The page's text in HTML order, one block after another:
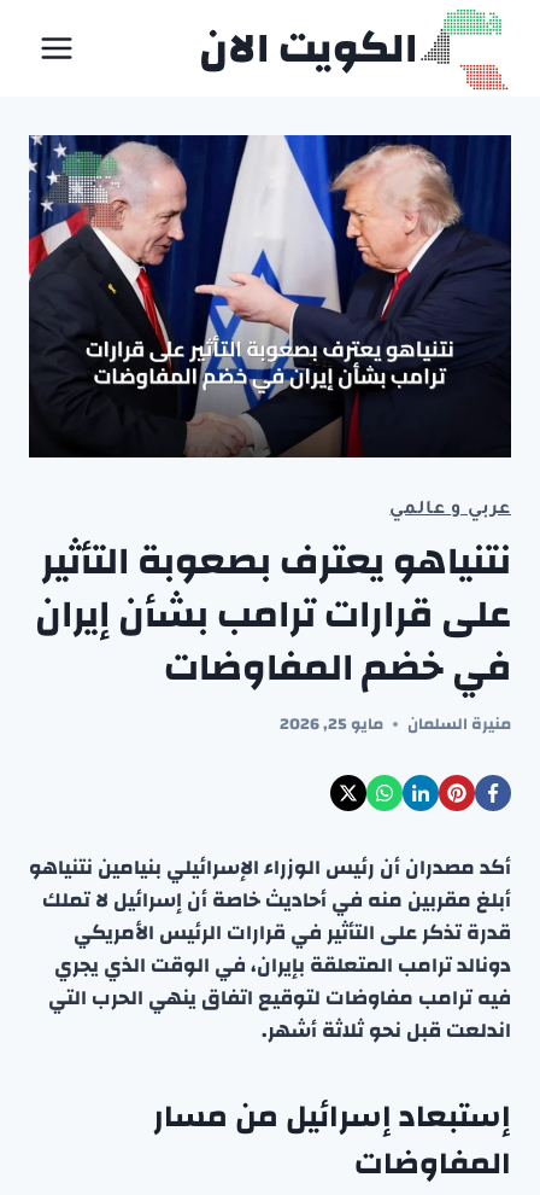
التجاوز
المحتوى
الكويت الان
عربي و عالمي
نتنياهو يعترف بصعوبة التأثير
على قرارات ترامب بشأن إيران
في خضم المفاوضات
منيرة السلمان مايو 25, 2026
أكد مصدران أن رئيس الوزراء الإسرائيلي بنيامين نتنياهو
أبلغ مقربين منه في أحاديث خاصة أن إسرائيل لا تملك
قدرة تذكر على التأثير في قرارات الرئيس الأمريكي
دونالد ترامب المتعلقة بإيران، في الوقت الذي يجري
فيه ترامب مفاوضات لتوقيع اتفاق ينهي الحرب التي
اندلعت قبل نحو ثلاثة أشهر.
إستبعاد إسرائيل من مسار
المفاوضات